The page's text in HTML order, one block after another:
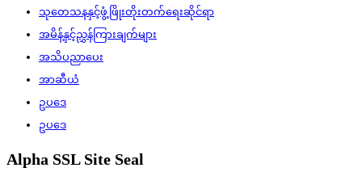
သုတေသနနှင့်ဖွံ့ဖြိုးတိုးတက်ရေးဆိုင်ရာ
အမိန့်နှင့်ညွှန်ကြားချက်များ
အသိပညာပေး
အာဆီယံ
ဥပဒေ
ဥပဒေ
Alpha SSL Site Seal